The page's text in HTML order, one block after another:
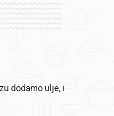
dodamo ulje, i